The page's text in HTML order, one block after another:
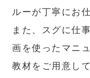
ルーが丁寧にお
また、スグに仕
画を使ったマニ
教材をご用意し